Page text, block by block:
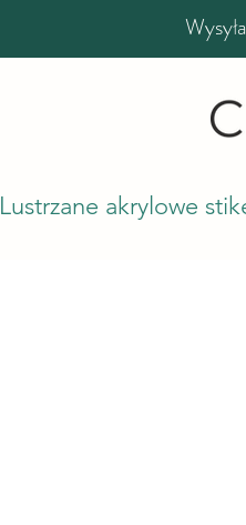
Lustrzane akrylowe